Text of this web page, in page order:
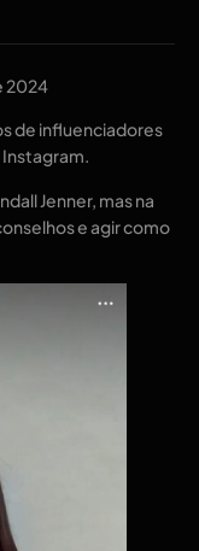
2024
de influenciadores
Jenner, mas na
e agir como